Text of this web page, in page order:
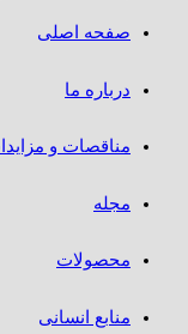
صفحه اصلی
درباره ما
مناقصات و
مجله
محصولات
منابع انسانی